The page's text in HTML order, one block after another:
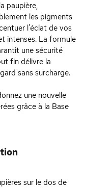
paupière,
les pigments
l'éclat de vos
intenses. La formule
une sécurité
fin délivre la
sans surcharge.
une nouvelle
grâce à la Base
sur le dos de